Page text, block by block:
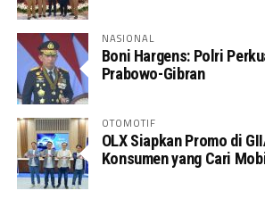
NASIONAL
Boni Hargens: Polri
Prabowo-Gibran
OTOMOTIF
OLX Siapkan Promo di
Konsumen yang Cari